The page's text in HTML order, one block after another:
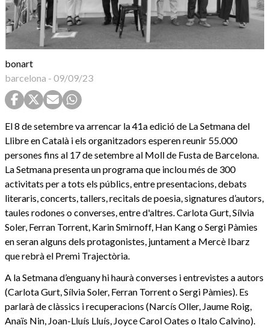
bonart
barcelona - 09/09/23
El 8 de setembre va arrencar la 41a edició de La Setmana del
Llibre en Català i els organitzadors esperen reunir 55.000
persones fins al 17 de setembre al Moll de Fusta de Barcelona.
La Setmana presenta un programa que inclou més de 300
activitats per a tots els públics, entre presentacions, debats
literaris, concerts, tallers, recitals de poesia, signatures d’autors,
taules rodones o converses, entre d'altres. Carlota Gurt, Sílvia
Soler, Ferran Torrent, Karin Smirnoff, Han Kang o Sergi Pàmies
en seran alguns dels protagonistes, juntament a Mercè Ibarz
que rebrà el Premi Trajectòria.
A la Setmana d’enguany hi haurà converses i entrevistes a autors
(Carlota Gurt, Sílvia Soler, Ferran Torrent o Sergi Pàmies). Es
parlarà de clàssics i recuperacions (Narcís Oller, Jaume Roig,
Anaïs Nin, Joan-Lluís Lluís, Joyce Carol Oates o Italo Calvino).